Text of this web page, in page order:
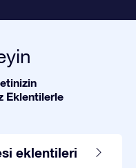
Eklentilerle
eklentileri